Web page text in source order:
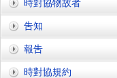
時對協物故者
吿知
報吿
時對協規約